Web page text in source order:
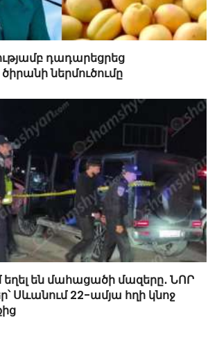
դադարեցրեց
ներմուծումը
եղել են մահացածի մազերը․ ՆՈՐ
Սևանում 22-ամյա հղի կնոջ